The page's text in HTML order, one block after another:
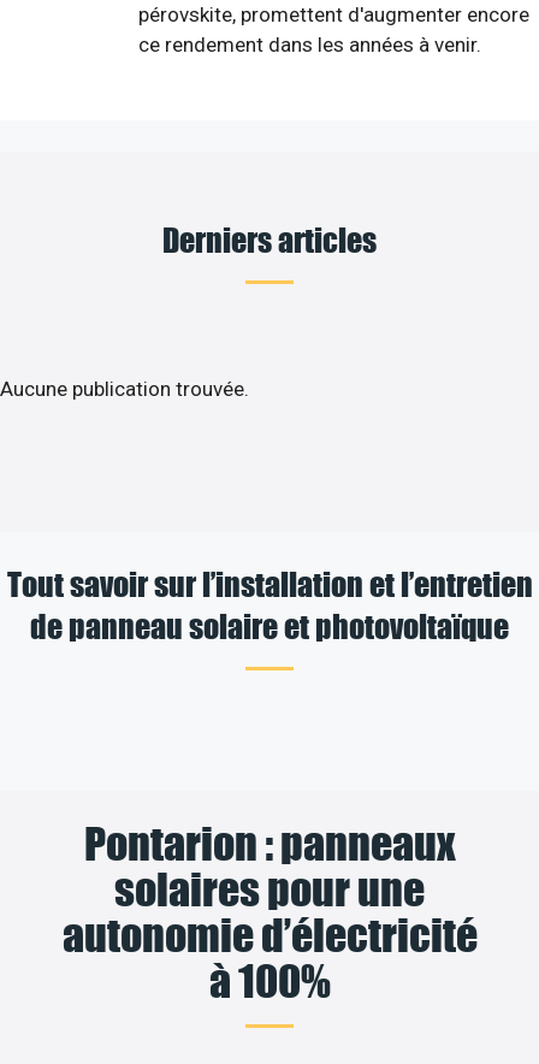
pérovskite, promettent d'augmenter encore
ce rendement dans les années à venir.
Derniers articles
Aucune publication trouvée.
Tout savoir sur l’installation et l’entretien
de panneau solaire et photovoltaïque
Pontarion : panneaux
solaires pour une
autonomie d’électricité
à 100%